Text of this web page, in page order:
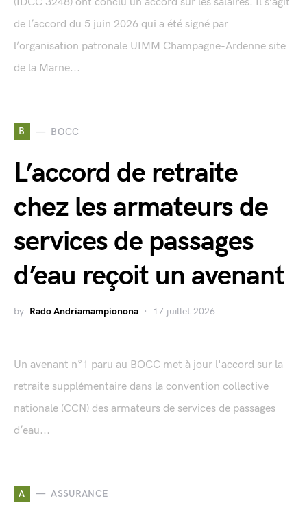
(IDCC 3248) ont conclu un accord sur les salaires. Il s’agit
de l’accord du 5 juin 2026 qui a été signé par
l’organisation patronale UIMM Champagne-Ardenne site
de la Marne...
B BOCC
L’accord de retraite
chez les armateurs de
services de passages
d’eau reçoit un avenant
by Rado Andriamampionona 17 juillet 2026
Un avenant n°1 paru au BOCC met à jour l'accord sur la
retraite supplémentaire dans la convention collective
nationale (CCN) des armateurs de services de passages
d’eau...
A ASSURANCE